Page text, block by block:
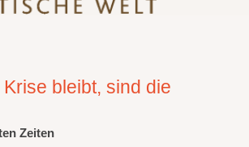
Krise bleibt, sind die
Zeiten